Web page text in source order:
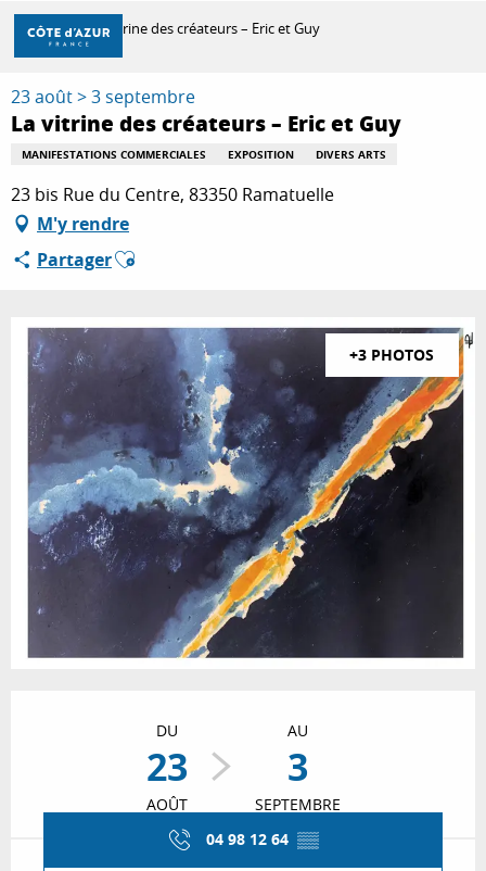
Aller
contenu
principal
DÉCOUVRIR
À FAIRE
SÉJOURNER
Accueil La vitrine des créateurs – Eric et Guy
23 août > 3 septembre
La vitrine des créateurs – Eric et Guy
MANIFESTATIONS COMMERCIALES EXPOSITION DIVERS ARTS
23 bis Rue du Centre, 83350 Ramatuelle
M'y rendre
PartagerAjouter aux favoris
+3 PHOTOS
DU
23
AOÛT
AU
3
SEPTEMBRE
04 98 12 64 ▒▒